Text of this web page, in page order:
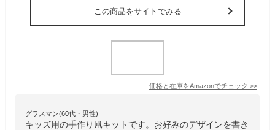
この商品をサイトでみる
価格と在庫をAmazonでチェック >>
グラスマン(60代・男性)
キッズ用の手作り凧キットです。お好みのデザインを書き